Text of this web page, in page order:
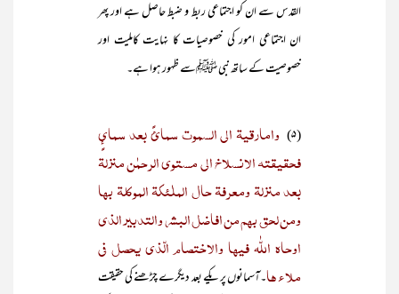
القدس سے ان کو اجتماعی ربط و ضبط حاصل ہے اور پھر
ان اجتماعی امور کی خصوصیات کا نہایت کاملیت اور
خصوصیت کے ساتھ نبی ﷺسے ظہور ہوا ہے۔
(۵)
وامارقیۃ الی السموت سمائً بعد سمائٍ
فحقیقتہ الانسلاخ الی مستوی الرحمٰن منزلۃ
بعد منزلۃ ومعرفۃ حال الملٰئکۃ الموکلۃ بھا
ومن لحق بھم من افاضل البشر والتدبیر الذی
اوحاہ اللّٰہ فیھا والاختصام الّذی یحصل فی
ملاء ھا۔آسمانوں پر یکے بعد دیگرے چڑھنے کی حقیقت